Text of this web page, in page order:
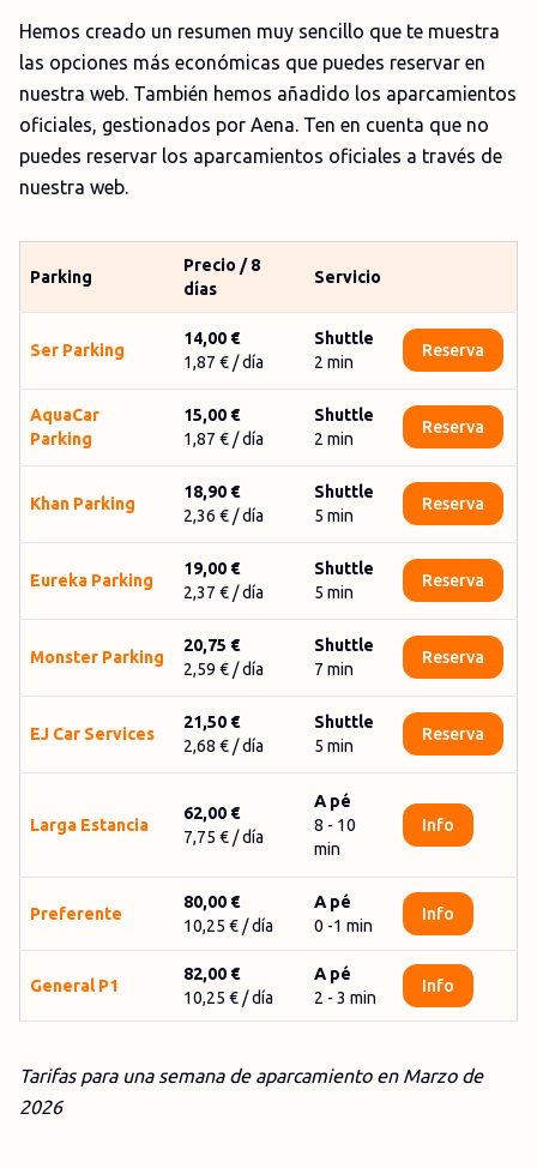
Hemos creado un resumen muy sencillo que te muestra
las opciones más económicas que puedes reservar en
nuestra web. También hemos añadido los aparcamientos
oficiales, gestionados por Aena. Ten en cuenta que no
puedes reservar los aparcamientos oficiales a través de
nuestra web.
Parking
Precio / 8
días
Servicio
Ser Parking
14,00 €
1,87 € / día
Shuttle
2 min
Reserva
AquaCar
Parking
15,00 €
1,87 € / día
Shuttle
2 min
Reserva
Khan Parking
18,90 €
2,36 € / día
Shuttle
5 min
Reserva
Eureka Parking
19,00 €
2,37 € / día
Shuttle
5 min
Reserva
Monster Parking
20,75 €
2,59 € / día
Shuttle
7 min
Reserva
EJ Car Services
21,50 €
2,68 € / día
Shuttle
5 min
Reserva
Larga Estancia
62,00 €
7,75 € / día
A pé
8 - 10
min
Info
Preferente
80,00 €
10,25 € / día
A pé
0 -1 min
Info
General P1
82,00 €
10,25 € / día
A pé
2 - 3 min
Info
Tarifas para una semana de aparcamiento en Marzo de
2026